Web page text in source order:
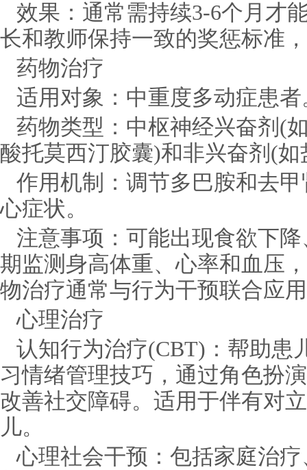
效果：通常需持续3-6个月才
长和教师保持一致的奖惩标准
药物治疗
适用对象：中重度多动症患者
药物类型：中枢神经兴奋剂(
酸托莫西汀胶囊)和非兴奋剂(
作用机制：调节多巴胺和去
心症状。
注意事项：可能出现食欲下
期监测身高体重、心率和血压
物治疗通常与行为干预联合应
心理治疗
认知行为治疗(CBT)：帮助患
习情绪管理技巧，通过角色扮
改善社交障碍。适用于伴有对
儿。
心理社会干预：包括家庭治